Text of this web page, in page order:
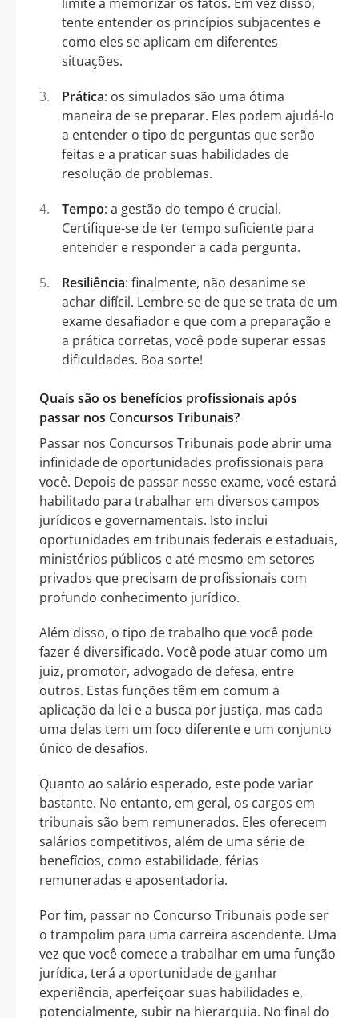
tente entender os princípios subjacentes e
como eles se aplicam em diferentes
situações.
Prática: os simulados são uma ótima
maneira de se preparar. Eles podem ajudá-lo
a entender o tipo de perguntas que serão
feitas e a praticar suas habilidades de
resolução de problemas.
Tempo: a gestão do tempo é crucial.
Certifique-se de ter tempo suficiente para
entender e responder a cada pergunta.
Resiliência: finalmente, não desanime se
achar difícil. Lembre-se de que se trata de um
exame desafiador e que com a preparação e
a prática corretas, você pode superar essas
dificuldades. Boa sorte!
Quais são os benefícios profissionais após
passar nos Concursos Tribunais?
Passar nos Concursos Tribunais pode abrir uma
infinidade de oportunidades profissionais para
você. Depois de passar nesse exame, você estará
habilitado para trabalhar em diversos campos
jurídicos e governamentais. Isto inclui
oportunidades em tribunais federais e estaduais,
ministérios públicos e até mesmo em setores
privados que precisam de profissionais com
profundo conhecimento jurídico.
Além disso, o tipo de trabalho que você pode
fazer é diversificado. Você pode atuar como um
juiz, promotor, advogado de defesa, entre
outros. Estas funções têm em comum a
aplicação da lei e a busca por justiça, mas cada
uma delas tem um foco diferente e um conjunto
único de desafios.
Quanto ao salário esperado, este pode variar
bastante. No entanto, em geral, os cargos em
tribunais são bem remunerados. Eles oferecem
salários competitivos, além de uma série de
benefícios, como estabilidade, férias
remuneradas e aposentadoria.
Por fim, passar no Concurso Tribunais pode ser
o trampolim para uma carreira ascendente. Uma
vez que você comece a trabalhar em uma função
jurídica, terá a oportunidade de ganhar
experiência, aperfeiçoar suas habilidades e,
potencialmente, subir na hierarquia. No final do